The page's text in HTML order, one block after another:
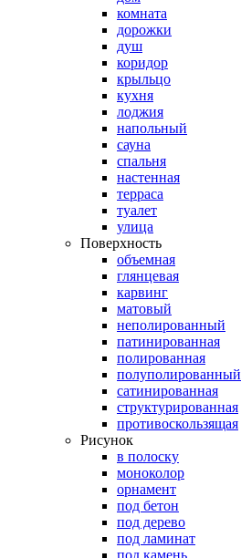
комната
дорожки
душ
коридор
крыльцо
кухня
лоджия
напольный
сауна
спальня
настенная
терраса
туалет
улица
Поверхность
объемная
глянцевая
карвинг
матовый
неполированный
патинированная
полированная
полуполированный
сатинированная
структурированная
противоскользящая
Рисунок
в полоску
моноколор
орнамент
под бетон
под дерево
под ламинат
под камень